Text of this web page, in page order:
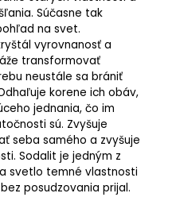
Súčasne tak
na svet.
vyrovnanosť a
transformovať
neustále sa brániť
korene ich obáv,
jednania, čo im
sú. Zvyšuje
seba samého a zvyšuje
Sodalit je jedným z
svetlo temné vlastnosti
posudzovania prijal.